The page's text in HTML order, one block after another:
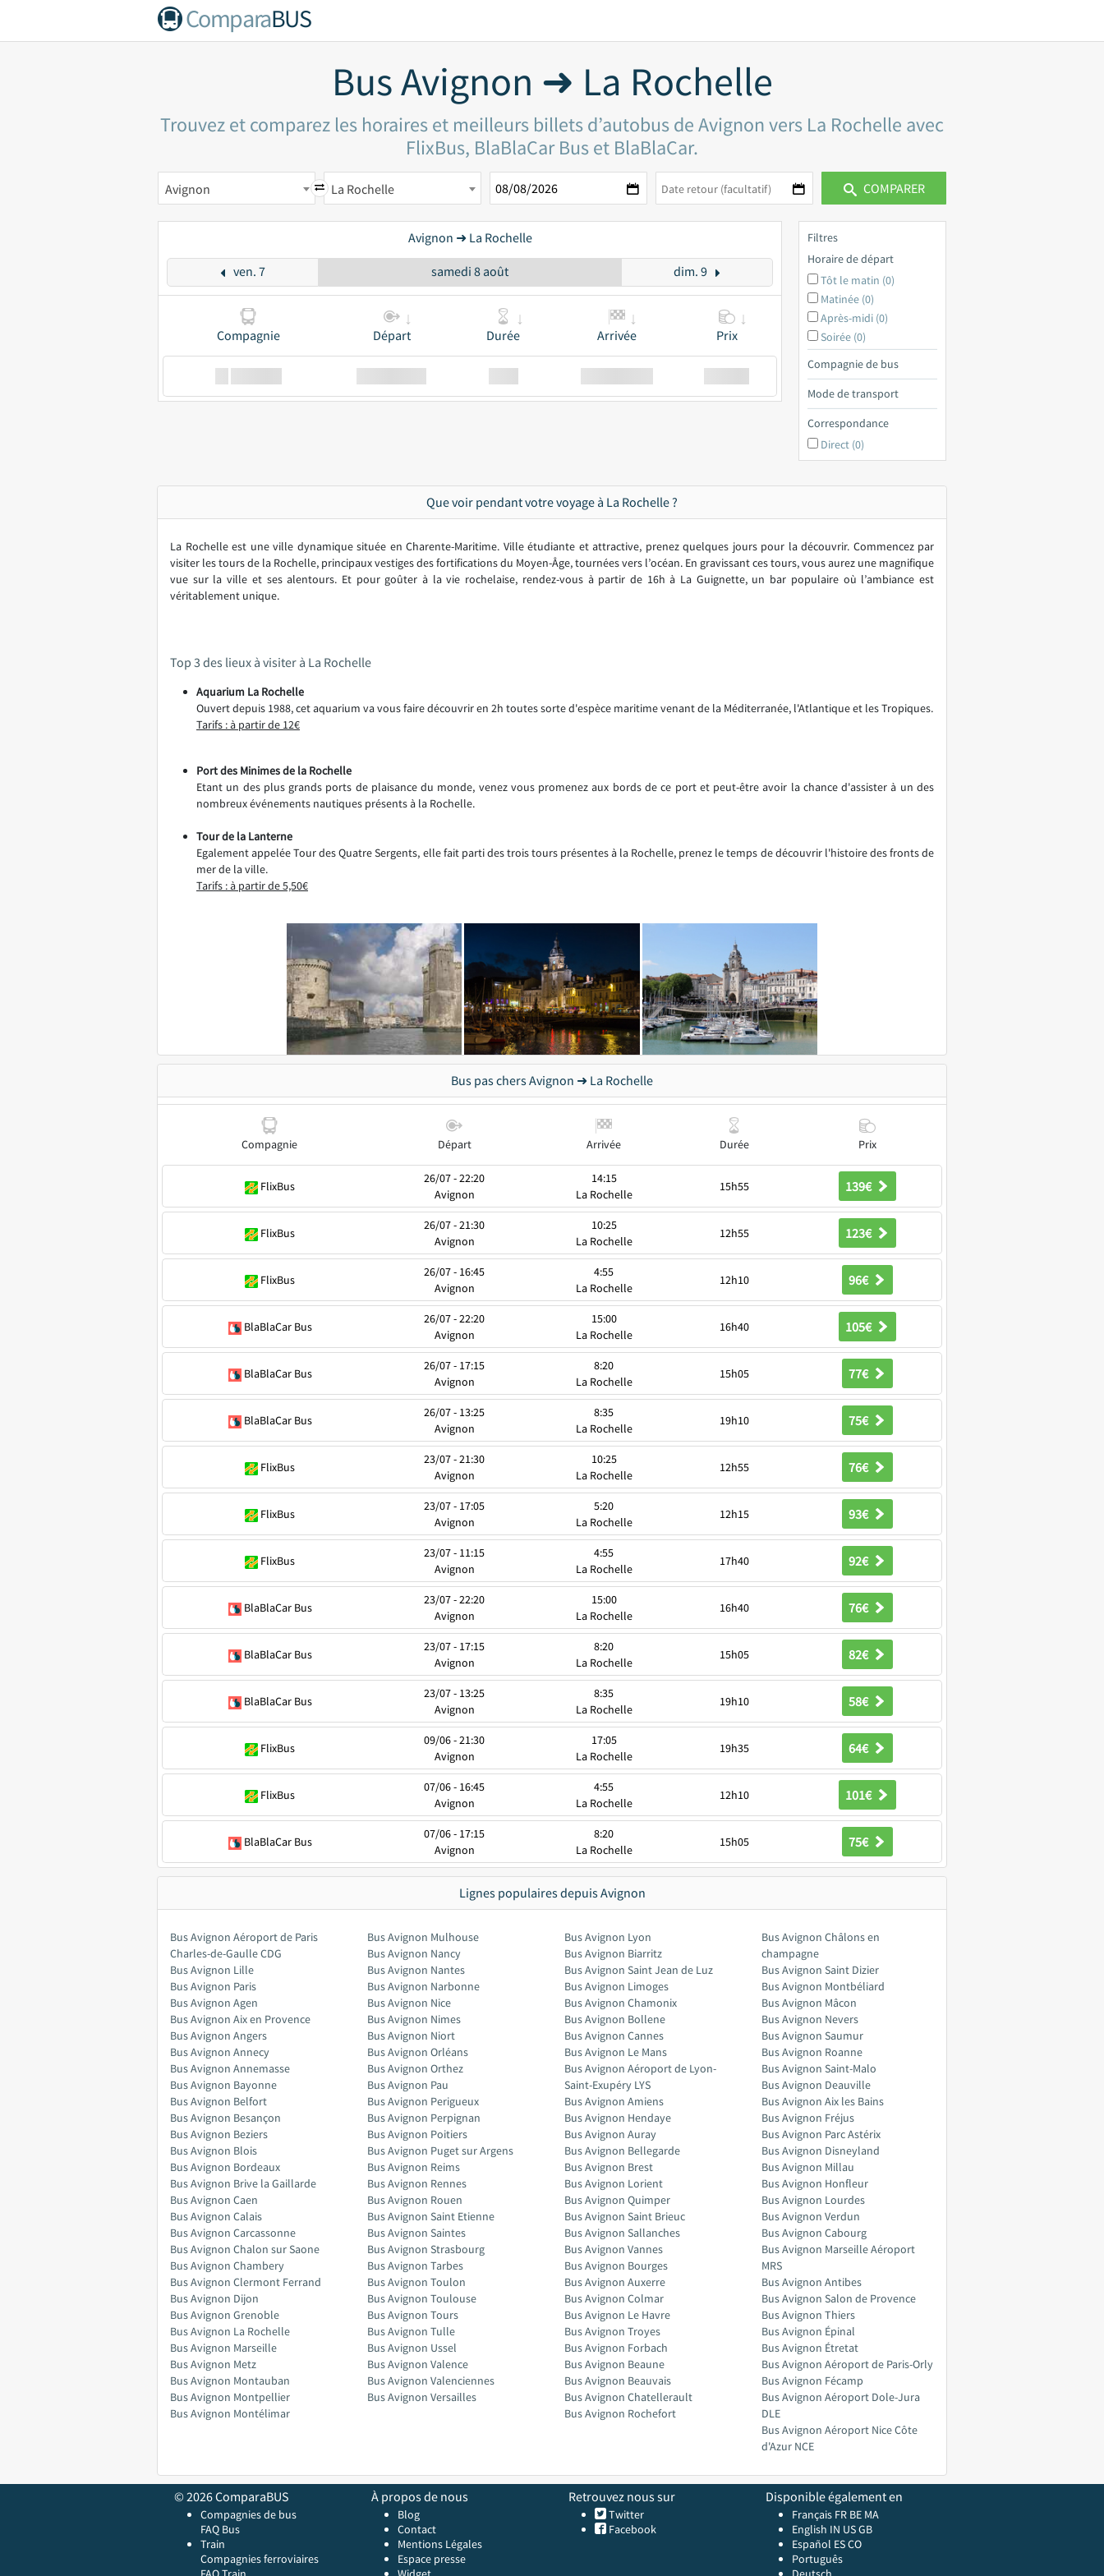
ComparaBUS
Bus Avignon ➜ La Rochelle
Trouvez et comparez les horaires et meilleurs billets d’autobus de Avignon vers La Rochelle avec
FlixBus, BlaBlaCar Bus et BlaBlaCar.
Avignon La Rochelle COMPARER
Avignon ➜ La Rochelle
ven. 7 samedi 8 août dim. 9
Compagnie Départ Durée Arrivée Prix
Filtres
Horaire de départ
Tôt le matin (0)
Matinée (0)
Après-midi (0)
Soirée (0)
Compagnie de bus
Mode de transport
Correspondance
Direct (0)
Que voir pendant votre voyage à La Rochelle ?
La Rochelle est une ville dynamique située en Charente-Maritime. Ville étudiante et attractive, prenez quelques jours pour la découvrir. Commencez par
visiter les tours de la Rochelle, principaux vestiges des fortifications du Moyen-Âge, tournées vers l’océan. En gravissant ces tours, vous aurez une magnifique
vue sur la ville et ses alentours. Et pour goûter à la vie rochelaise, rendez-vous à partir de 16h à La Guignette, un bar populaire où l’ambiance est
véritablement unique.
Top 3 des lieux à visiter à La Rochelle
Aquarium La Rochelle
Ouvert depuis 1988, cet aquarium va vous faire découvrir en 2h toutes sorte d'espèce maritime venant de la Méditerranée, l'Atlantique et les Tropiques.
Tarifs : à partir de 12€
Port des Minimes de la Rochelle
Etant un des plus grands ports de plaisance du monde, venez vous promenez aux bords de ce port et peut-être avoir la chance d'assister à un des
nombreux événements nautiques présents à la Rochelle.
Tour de la Lanterne
Egalement appelée Tour des Quatre Sergents, elle fait parti des trois tours présentes à la Rochelle, prenez le temps de découvrir l'histoire des fronts de
mer de la ville.
Tarifs : à partir de 5,50€
Bus pas chers Avignon ➜ La Rochelle
Compagnie Départ Arrivée Durée Prix
FlixBus
26/07 - 22:20
Avignon
14:15
La Rochelle
15h55 139€
FlixBus
26/07 - 21:30
Avignon
10:25
La Rochelle
12h55 123€
FlixBus
26/07 - 16:45
Avignon
4:55
La Rochelle
12h10 96€
BlaBlaCar Bus
26/07 - 22:20
Avignon
15:00
La Rochelle
16h40 105€
BlaBlaCar Bus
26/07 - 17:15
Avignon
8:20
La Rochelle
15h05 77€
BlaBlaCar Bus
26/07 - 13:25
Avignon
8:35
La Rochelle
19h10 75€
FlixBus
23/07 - 21:30
Avignon
10:25
La Rochelle
12h55 76€
FlixBus
23/07 - 17:05
Avignon
5:20
La Rochelle
12h15 93€
FlixBus
23/07 - 11:15
Avignon
4:55
La Rochelle
17h40 92€
BlaBlaCar Bus
23/07 - 22:20
Avignon
15:00
La Rochelle
16h40 76€
BlaBlaCar Bus
23/07 - 17:15
Avignon
8:20
La Rochelle
15h05 82€
BlaBlaCar Bus
23/07 - 13:25
Avignon
8:35
La Rochelle
19h10 58€
FlixBus
09/06 - 21:30
Avignon
17:05
La Rochelle
19h35 64€
FlixBus
07/06 - 16:45
Avignon
4:55
La Rochelle
12h10 101€
BlaBlaCar Bus
07/06 - 17:15
Avignon
8:20
La Rochelle
15h05 75€
Lignes populaires depuis Avignon
Bus Avignon Aéroport de Paris
Charles-de-Gaulle CDG
Bus Avignon Lille
Bus Avignon Paris
Bus Avignon Agen
Bus Avignon Aix en Provence
Bus Avignon Angers
Bus Avignon Annecy
Bus Avignon Annemasse
Bus Avignon Bayonne
Bus Avignon Belfort
Bus Avignon Besançon
Bus Avignon Beziers
Bus Avignon Blois
Bus Avignon Bordeaux
Bus Avignon Brive la Gaillarde
Bus Avignon Caen
Bus Avignon Calais
Bus Avignon Carcassonne
Bus Avignon Chalon sur Saone
Bus Avignon Chambery
Bus Avignon Clermont Ferrand
Bus Avignon Dijon
Bus Avignon Grenoble
Bus Avignon La Rochelle
Bus Avignon Marseille
Bus Avignon Metz
Bus Avignon Montauban
Bus Avignon Montpellier
Bus Avignon Montélimar
Bus Avignon Mulhouse
Bus Avignon Nancy
Bus Avignon Nantes
Bus Avignon Narbonne
Bus Avignon Nice
Bus Avignon Nimes
Bus Avignon Niort
Bus Avignon Orléans
Bus Avignon Orthez
Bus Avignon Pau
Bus Avignon Perigueux
Bus Avignon Perpignan
Bus Avignon Poitiers
Bus Avignon Puget sur Argens
Bus Avignon Reims
Bus Avignon Rennes
Bus Avignon Rouen
Bus Avignon Saint Etienne
Bus Avignon Saintes
Bus Avignon Strasbourg
Bus Avignon Tarbes
Bus Avignon Toulon
Bus Avignon Toulouse
Bus Avignon Tours
Bus Avignon Tulle
Bus Avignon Ussel
Bus Avignon Valence
Bus Avignon Valenciennes
Bus Avignon Versailles
Bus Avignon Lyon
Bus Avignon Biarritz
Bus Avignon Saint Jean de Luz
Bus Avignon Limoges
Bus Avignon Chamonix
Bus Avignon Bollene
Bus Avignon Cannes
Bus Avignon Le Mans
Bus Avignon Aéroport de Lyon-
Saint-Exupéry LYS
Bus Avignon Amiens
Bus Avignon Hendaye
Bus Avignon Auray
Bus Avignon Bellegarde
Bus Avignon Brest
Bus Avignon Lorient
Bus Avignon Quimper
Bus Avignon Saint Brieuc
Bus Avignon Sallanches
Bus Avignon Vannes
Bus Avignon Bourges
Bus Avignon Auxerre
Bus Avignon Colmar
Bus Avignon Le Havre
Bus Avignon Troyes
Bus Avignon Forbach
Bus Avignon Beaune
Bus Avignon Beauvais
Bus Avignon Chatellerault
Bus Avignon Rochefort
Bus Avignon Châlons en
champagne
Bus Avignon Saint Dizier
Bus Avignon Montbéliard
Bus Avignon Mâcon
Bus Avignon Nevers
Bus Avignon Saumur
Bus Avignon Roanne
Bus Avignon Saint-Malo
Bus Avignon Deauville
Bus Avignon Aix les Bains
Bus Avignon Fréjus
Bus Avignon Parc Astérix
Bus Avignon Disneyland
Bus Avignon Millau
Bus Avignon Honfleur
Bus Avignon Lourdes
Bus Avignon Verdun
Bus Avignon Cabourg
Bus Avignon Marseille Aéroport
MRS
Bus Avignon Antibes
Bus Avignon Salon de Provence
Bus Avignon Thiers
Bus Avignon Épinal
Bus Avignon Étretat
Bus Avignon Aéroport de Paris-Orly
Bus Avignon Fécamp
Bus Avignon Aéroport Dole-Jura
DLE
Bus Avignon Aéroport Nice Côte
d'Azur NCE
© 2026 ComparaBUS
Compagnies de bus
FAQ Bus
Train
Compagnies ferroviaires
À propos de nous
Blog
Contact
Mentions Légales
Espace presse
Retrouvez nous sur
Twitter
Facebook
Disponible également en
Français FR BE MA
English IN USGB
Español ESCO
Português